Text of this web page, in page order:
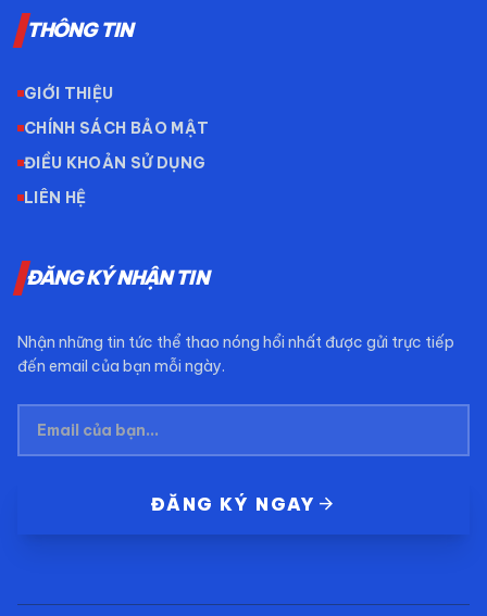
THÔNG TIN
GIỚI THIỆU
CHÍNH SÁCH BẢO MẬT
ĐIỀU KHOẢN SỬ DỤNG
LIÊN HỆ
ĐĂNG KÝ NHẬN TIN
Nhận những tin tức thể thao nóng hổi nhất được gửi trực tiếp
đến email của bạn mỗi ngày.
ĐĂNG KÝ NGAY arrow_forward